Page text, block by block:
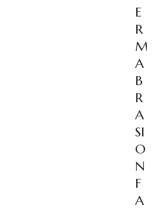
E
R
M
A
B
R
A
SI
O
N
F
A